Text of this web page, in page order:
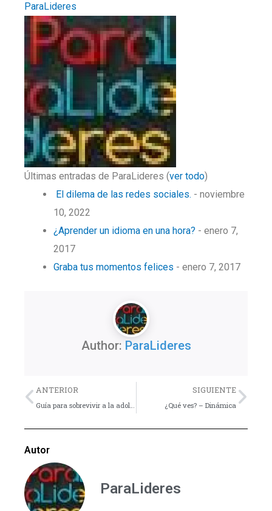
ParaLideres
Últimas entradas de ParaLideres (ver todo)
El dilema de las redes sociales. - noviembre
10, 2022
¿Aprender un idioma en una hora? - enero 7,
2017
Graba tus momentos felices - enero 7, 2017
Author: ParaLideres
Previo
ANTERIOR
Guía para sobrevivir a la adolescencia de su hijo – Ultima Parte
SIGUIENTE
¿Qué ves? – Dinámica
Autor
ParaLideres